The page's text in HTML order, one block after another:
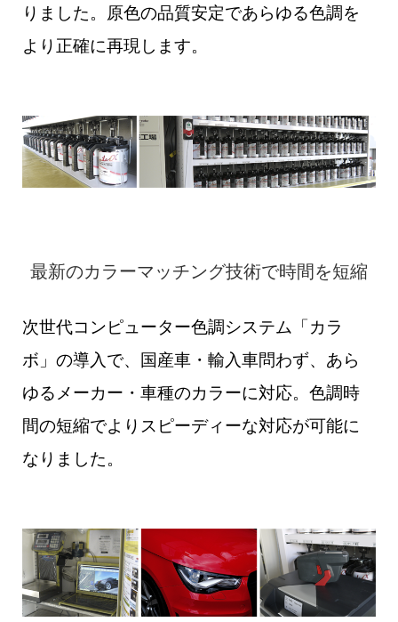
りました。原色の品質安定であらゆる色調を
より正確に再現します。
最新のカラーマッチング技術で時間を短縮
次世代コンピューター色調システム「カラ
ボ」の導入で、国産車・輸入車問わず、あら
ゆるメーカー・車種のカラーに対応。色調時
間の短縮でよりスピーディーな対応が可能に
なりました。